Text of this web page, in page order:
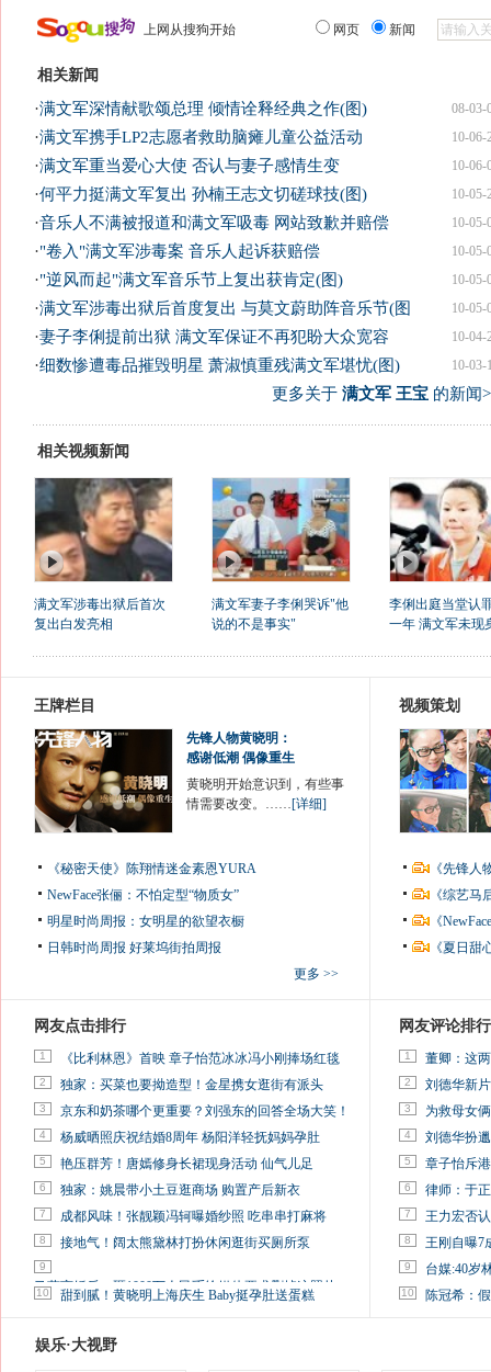
上网从搜狗开始 网页 新闻
相关新闻
08-03-
·满文军深情献歌颂总理 倾情诠释经典之作(图)
10-06-
·满文军携手LP2志愿者救助脑瘫儿童公益活动
10-06-
·满文军重当爱心大使 否认与妻子感情生变
10-05-
·何平力挺满文军复出 孙楠王志文切磋球技(图)
10-05-
·音乐人不满被报道和满文军吸毒 网站致歉并赔偿
10-05-
·"卷入"满文军涉毒案 音乐人起诉获赔偿
10-05-
·"逆风而起"满文军音乐节上复出获肯定(图)
10-05-
·满文军涉毒出狱后首度复出 与莫文蔚助阵音乐节(图
10-04-
·妻子李俐提前出狱 满文军保证不再犯盼大众宽容
10-03-
·细数惨遭毒品摧毁明星 萧淑慎重残满文军堪忧(图)
更多关于 满文军 王宝的新闻
相关视频新闻
满文军涉毒出狱后首次
复出白发亮相
满文军妻子李俐哭诉"他
说的不是事实"
李俐出庭当堂认
一年 满文军未现
王牌栏目
先锋人物黄晓明：
感谢低潮 偶像重生
黄晓明开始意识到，有些事
情需要改变。……[详细]
《秘密天使》陈翔情迷金素恩YURA
NewFace张俪：不怕定型“物质女”
明星时尚周报：女明星的欲望衣橱
日韩时尚周报 好莱坞街拍周报
更多 >>
视频策划
《先锋
《综艺
《
《夏日
网友点击排行
1 《比利林恩》首映 章子怡范冰冰冯小刚捧场红毯
2 独家：买菜也要拗造型！金星携女逛街有派头
3 京东和奶茶哪个更重要？刘强东的回答全场大笑！
4 杨威晒照庆祝结婚8周年 杨阳洋轻抚妈妈孕肚
5 艳压群芳！唐嫣修身长裙现身活动 仙气儿足
6 独家：姚晨带小土豆逛商场 购置产后新衣
7 成都风味！张靓颖冯轲曝婚纱照 吃串串打麻将
8 接地气！阔太熊黛林打扮休闲逛街买厕所泵
9
马蓉离婚后，砸1000万人民币给媒体要求删掉这照片
10 甜到腻！黄晓明上海庆生 Baby挺孕肚送蛋糕
网友评论排行
1 董卿：这
2 刘德华新
3 为救母女
4 刘德华扮
5 章子怡斥
6 律师：于
7 王力宏否
8 王刚自曝7
9 台媒:40岁
10 陈冠希：
娱乐·大视野